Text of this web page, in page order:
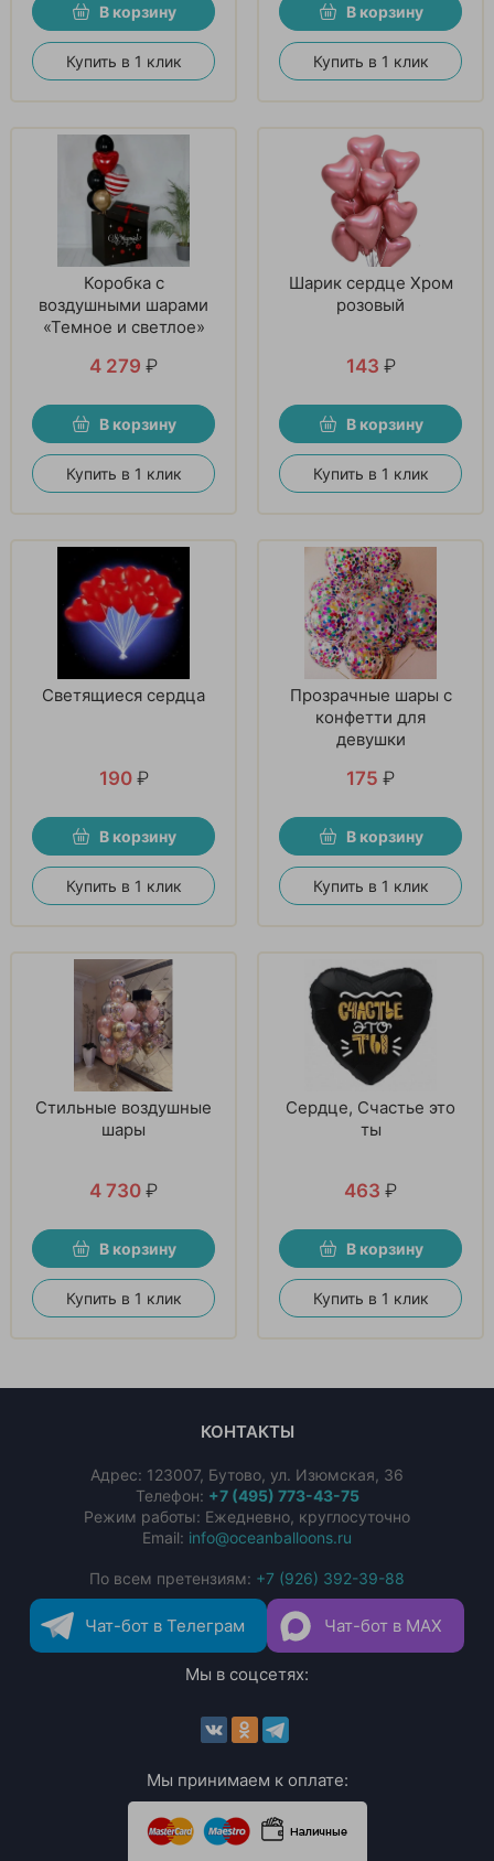
В корзину
Купить в 1 клик
В корзину
Купить в 1 клик
Коробка с
воздушными шарами
«Темное и светлое»
4 279 ₽
В корзину
Купить в 1 клик
Шарик сердце Хром
розовый
143 ₽
В корзину
Купить в 1 клик
Светящиеся сердца
190 ₽
В корзину
Купить в 1 клик
Прозрачные шары с
конфетти для
девушки
175 ₽
В корзину
Купить в 1 клик
Стильные воздушные
шары
4 730 ₽
В корзину
Купить в 1 клик
Сердце, Счастье это
ты
463 ₽
В корзину
Купить в 1 клик
КОНТАКТЫ
Адрес: 123007, Бутово, ул. Изюмская, 36
Телефон: +7 (495) 773-43-75
Режим работы: Ежедневно, круглосуточно
Email: info@oceanballoons.ru
По всем претензиям: +7 (926) 392-39-88
Чат-бот в Телеграм Чат-бот в MAX
Мы в соцсетях:
Мы принимаем к оплате: